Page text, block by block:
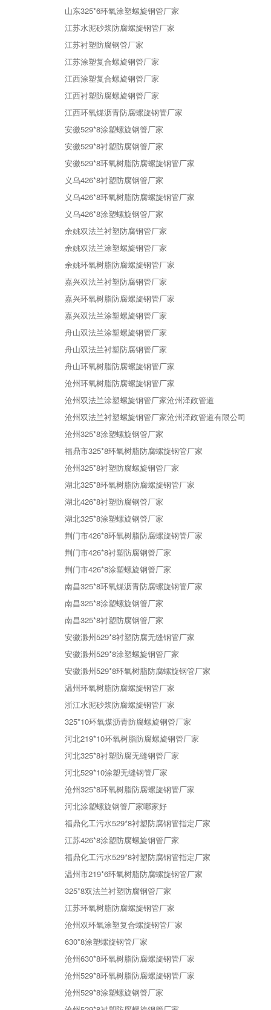
山东325*6环氧涂塑螺旋钢管厂家
江苏水泥砂浆防腐螺旋钢管厂家
江苏衬塑防腐钢管厂家
江苏涂塑复合螺旋钢管厂家
江西涂塑复合螺旋钢管厂家
江西衬塑防腐螺旋钢管厂家
江西环氧煤沥青防腐螺旋钢管厂家
安徽529*8涂塑螺旋钢管厂家
安徽529*8衬塑防腐钢管厂家
安徽529*8环氧树脂防腐螺旋钢管厂家
义乌426*8衬塑防腐钢管厂家
义乌426*8环氧树脂防腐螺旋钢管厂家
义乌426*8涂塑螺旋钢管厂家
余姚双法兰衬塑防腐钢管厂家
余姚双法兰涂塑螺旋钢管厂家
余姚环氧树脂防腐螺旋钢管厂家
嘉兴双法兰衬塑防腐钢管厂家
嘉兴环氧树脂防腐螺旋钢管厂家
嘉兴双法兰涂塑螺旋钢管厂家
舟山双法兰涂塑螺旋钢管厂家
舟山双法兰衬塑防腐钢管厂家
舟山环氧树脂防腐螺旋钢管厂家
沧州环氧树脂防腐螺旋钢管厂家
沧州双法兰涂塑螺旋钢管厂家沧州泽政管道
沧州双法兰衬塑螺旋钢管厂家沧州泽政管道有限公司
沧州325*8涂塑螺旋钢管厂家
福鼎市325*8环氧树脂防腐螺旋钢管厂家
沧州325*8衬塑防腐螺旋钢管厂家
湖北325*8环氧树脂防腐螺旋钢管厂家
湖北426*8衬塑防腐钢管厂家
湖北325*8涂塑螺旋钢管厂家
荆门市426*8环氧树脂防腐螺旋钢管厂家
荆门市426*8衬塑防腐钢管厂家
荆门市426*8涂塑螺旋钢管厂家
南昌325*8环氧煤沥青防腐螺旋钢管厂家
南昌325*8涂塑螺旋钢管厂家
南昌325*8衬塑防腐钢管厂家
安徽滁州529*8衬塑防腐无缝钢管厂家
安徽滁州529*8涂塑螺旋钢管厂家
安徽滁州529*8环氧树脂防腐螺旋钢管厂家
温州环氧树脂防腐螺旋钢管厂家
浙江水泥砂浆防腐螺旋钢管厂家
325*10环氧煤沥青防腐螺旋钢管厂家
河北219*10环氧树脂防腐螺旋钢管厂家
河北325*8衬塑防腐无缝钢管厂家
河北529*10涂塑无缝钢管厂家
沧州325*8环氧树脂防腐螺旋钢管厂家
河北涂塑螺旋钢管厂家哪家好
福鼎化工污水529*8衬塑防腐钢管指定厂家
江苏426*8涂塑防腐螺旋钢管厂家
福鼎化工污水529*8衬塑防腐钢管指定厂家
温州市219*6环氧树脂防腐螺旋钢管厂家
325*8双法兰衬塑防腐钢管厂家
江苏环氧树脂防腐螺旋钢管厂家
沧州双环氧涂塑复合螺旋钢管厂家
630*8涂塑螺旋钢管厂家
沧州630*8环氧树脂防腐螺旋钢管厂家
沧州529*8环氧树脂防腐螺旋钢管厂家
沧州529*8涂塑螺旋钢管厂家